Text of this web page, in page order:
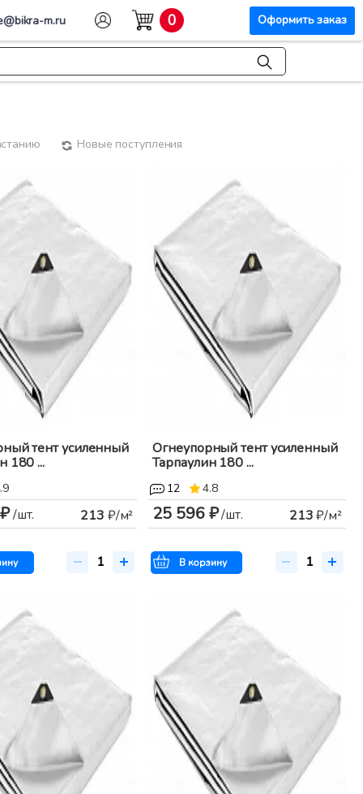
m.ru 0 Оформить заказ
Новые поступления
тент усиленный
180 ...
/шт. 213 ₽/м²
Огнеупорный тент усиленный
Тарпаулин 180 ...
12 4.8
25 596 ₽/шт. 213₽/м²
В корзину